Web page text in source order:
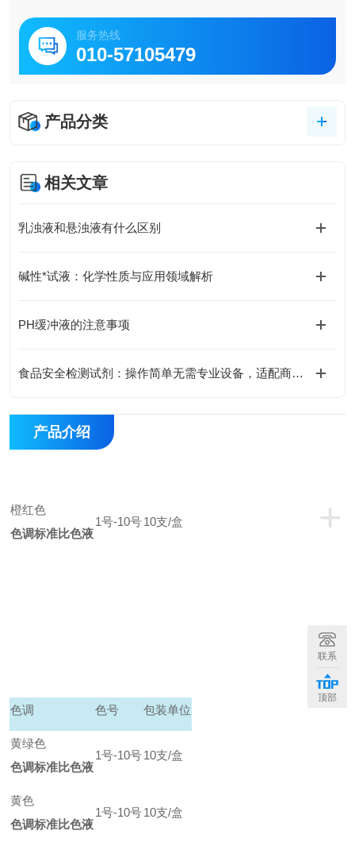
服务热线
010-57105479
产品分类
相关文章
乳浊液和悬浊液有什么区别
碱性*试液：化学性质与应用领域解析
PH缓冲液的注意事项
食品安全检测试剂：操作简单无需专业设备，适配商超农贸市场快检需求
产品介绍
+
橙红色
色调标准比色液
1号-10号10支/盒
色调 色号 包装单位
黄绿色
色调标准比色液
1号-10号10支/盒
黄色
色调标准比色液
1号-10号10支/盒
联系
顶部